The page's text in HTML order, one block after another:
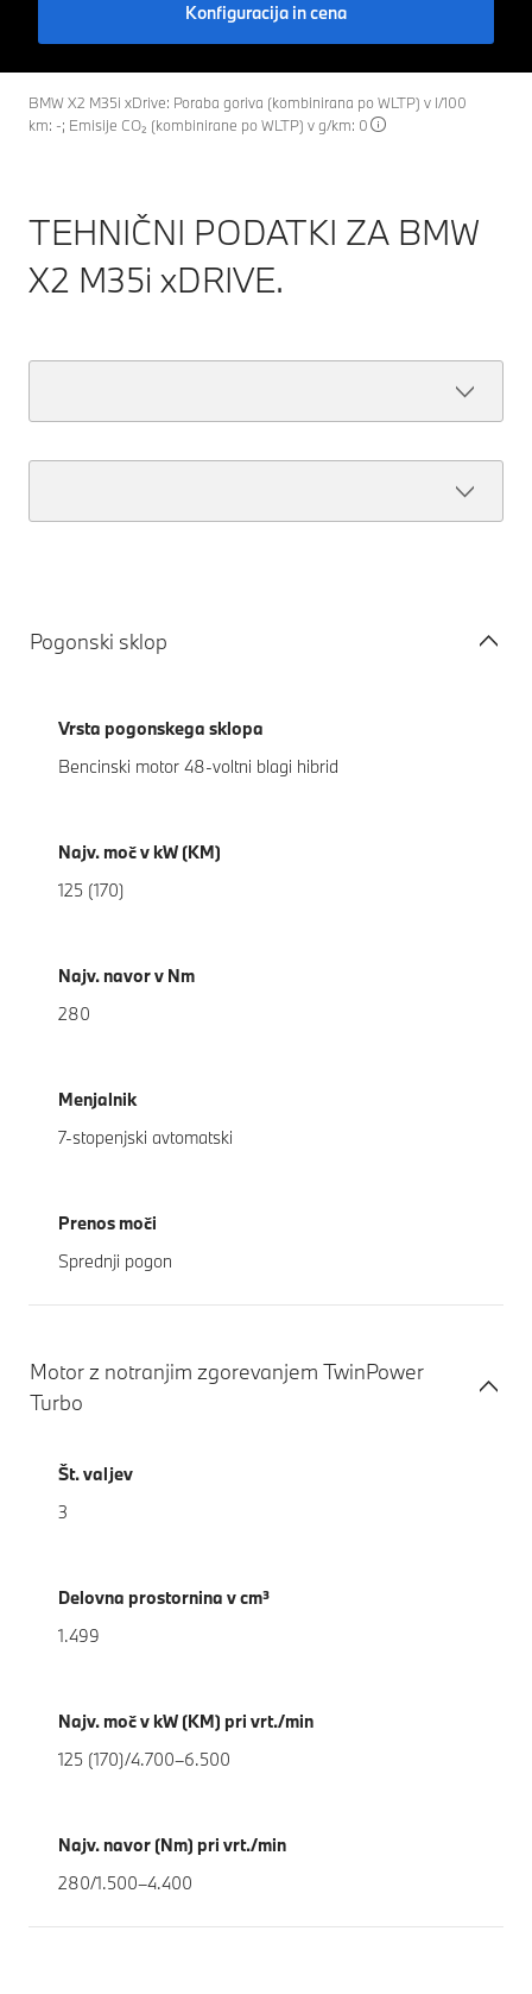
Konfiguracija in cena
BMW X2 M35i xDrive: Poraba goriva (kombinirana po WLTP) v l/100
km: -; Emisije CO₂ (kombinirane po WLTP) v g/km: 0
TEHNIČNI PODATKI ZA BMW
X2 M35i xDRIVE.
Pogonski sklop
Vrsta pogonskega sklopa
Bencinski motor 48-voltni blagi hibrid
Najv. moč v kW (KM)
125 (170)
Najv. navor v Nm
280
Menjalnik
7-stopenjski avtomatski
Prenos moči
Sprednji pogon
Motor z notranjim zgorevanjem TwinPower
Turbo
Št. valjev
3
Delovna prostornina v cm³
1.499
Najv. moč v kW (KM) pri vrt./min
125 (170)/4.700–6.500
Najv. navor (Nm) pri vrt./min
280/1.500–4.400